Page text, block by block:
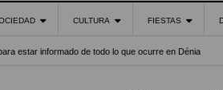
CULTURA FIESTAS
estar informado de todo lo que ocurre en Dénia